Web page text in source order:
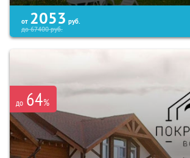
от 2053 руб.
до67400руб.
до 64%